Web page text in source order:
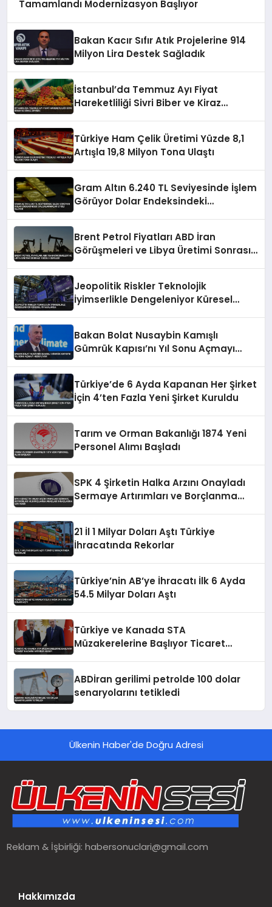
Tamamlandı Modernizasyon Başlıyor
Bakan Kacır Sıfır Atık Projelerine 914
Milyon Lira Destek Sağladık
İstanbul’da Temmuz Ayı Fiyat
Hareketliliği Sivri Biber ve Kiraz
Türkiye Ham Çelik Üretimi Yüzde 8,1
Artışla 19,8 Milyon Tona Ulaştı
Gram Altın 6.240 TL Seviyesinde İşlem
Görüyor Dolar Endeksindeki
Brent Petrol Fiyatları ABD İran
Görüşmeleri ve Libya Üretimi Sonrası
Jeopolitik Riskler Teknolojik
İyimserlikle Dengeleniyor Küresel
Bakan Bolat Nusaybin Kamışlı
Gümrük Kapısı’nı Yıl Sonu Açmayı
Türkiye’de 6 Ayda Kapanan Her Şirket
İçin 4’ten Fazla Yeni Şirket Kuruldu
Tarım ve Orman Bakanlığı 1874 Yeni
Personel Alımı Başladı
SPK 4 Şirketin Halka Arzını Onayladı
Sermaye Artırımları ve Borçlanma
21 İl 1 Milyar Doları Aştı Türkiye
İhracatında Rekorlar
Türkiye’nin AB’ye İhracatı İlk 6 Ayda
54.5 Milyar Doları Aştı
Türkiye ve Kanada STA
Müzakerelerine Başlıyor Ticaret
ABDİran gerilimi petrolde 100 dolar
senaryolarını tetikledi
Ülkenin Haber'de Doğru Adresi
Reklam & İşbirliği:habersonuclari@gmail.com
Hakkımızda